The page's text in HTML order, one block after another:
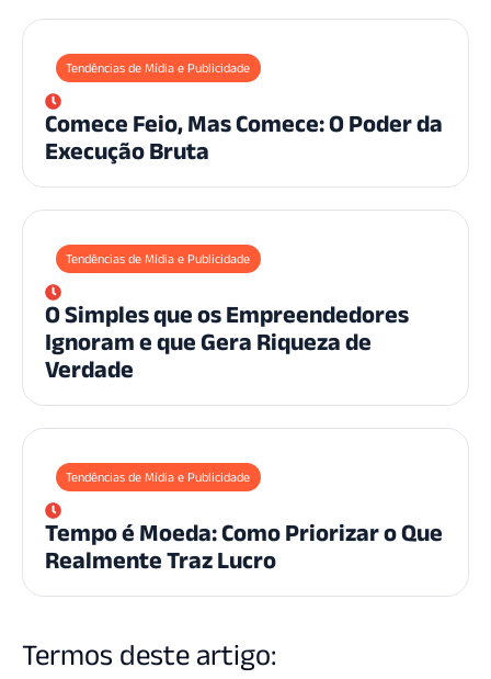
Tendências de Mídia e Publicidade
Comece Feio, Mas Comece: O Poder da
Execução Bruta
Tendências de Mídia e Publicidade
O Simples que os Empreendedores
Ignoram e que Gera Riqueza de
Verdade
Tendências de Mídia e Publicidade
Tempo é Moeda: Como Priorizar o Que
Realmente Traz Lucro
Termos deste artigo: